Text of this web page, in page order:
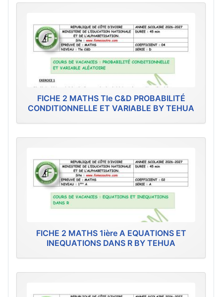
FICHE 2 MATHS Tle C&D PROBABILITÉ
CONDITIONNELLE ET VARIABLE BY TEHUA
FICHE 2 MATHS 1ière A EQUATIONS ET
INEQUATIONS DANS R BY TEHUA